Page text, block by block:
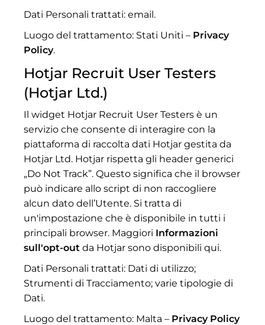
Dati Personali trattati: email.
Luogo del trattamento: Stati Uniti – Privacy
Policy.
Hotjar Recruit User Testers
(Hotjar Ltd.)
Il widget Hotjar Recruit User Testers è un
servizio che consente di interagire con la
piattaforma di raccolta dati Hotjar gestita da
Hotjar Ltd. Hotjar rispetta gli header generici
„Do Not Track”. Questo significa che il browser
può indicare allo script di non raccogliere
alcun dato dell’Utente. Si tratta di
un'impostazione che è disponibile in tutti i
principali browser. Maggiori Informazioni
sull'opt-out da Hotjar sono disponibili qui.
Dati Personali trattati: Dati di utilizzo;
Strumenti di Tracciamento; varie tipologie di
Dati.
Luogo del trattamento: Malta – Privacy Policy